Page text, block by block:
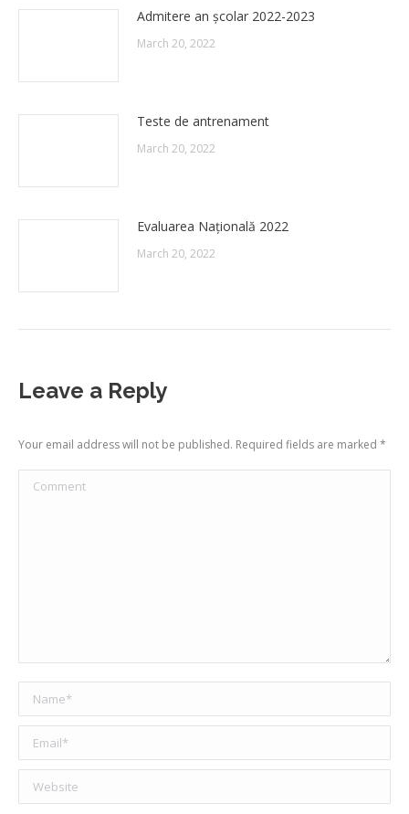
Admitere an școlar 2022-2023
March 20, 2022
Teste de antrenament
March 20, 2022
Evaluarea Națională 2022
March 20, 2022
Leave a Reply
Your email address will not be published. Required fields are marked *
Comment
Name *
Email *
Website